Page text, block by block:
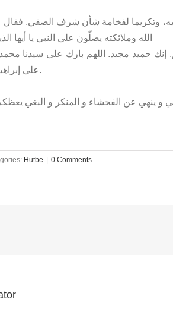
وتكريما لفخامة شأن شرف الصفي.
الله وملائكته يصلّون على النبي يا أيها
حميد مجيد. اللهم بارك على سيدنا
على إبراهيم وعلى آل إبراهيم. إنك حميد مجيد.
و ينهي عن الفحشاء و المنكر و البغي
Hutbe 0 Comments